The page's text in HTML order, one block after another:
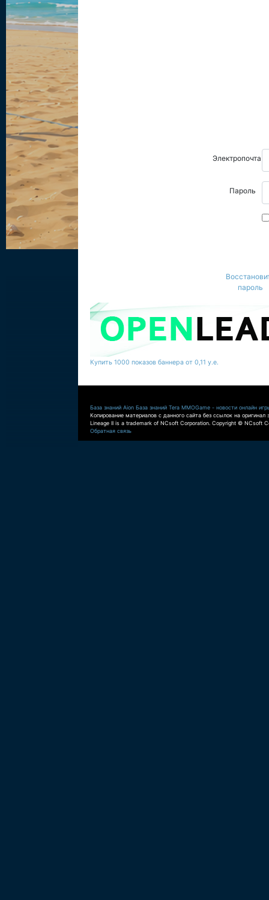
Электропочта
Пароль
пароль
Купить 1000 показов баннера от 0,11 у.е.
База знаний Aion База знаний Tera MMOGame - новости онлайн
Копирование материалов с данного сайта без ссылок на оригинал
Lineage II is a trademark of NCsoft Corporation. Copyright © NCsoft
Обратная связь